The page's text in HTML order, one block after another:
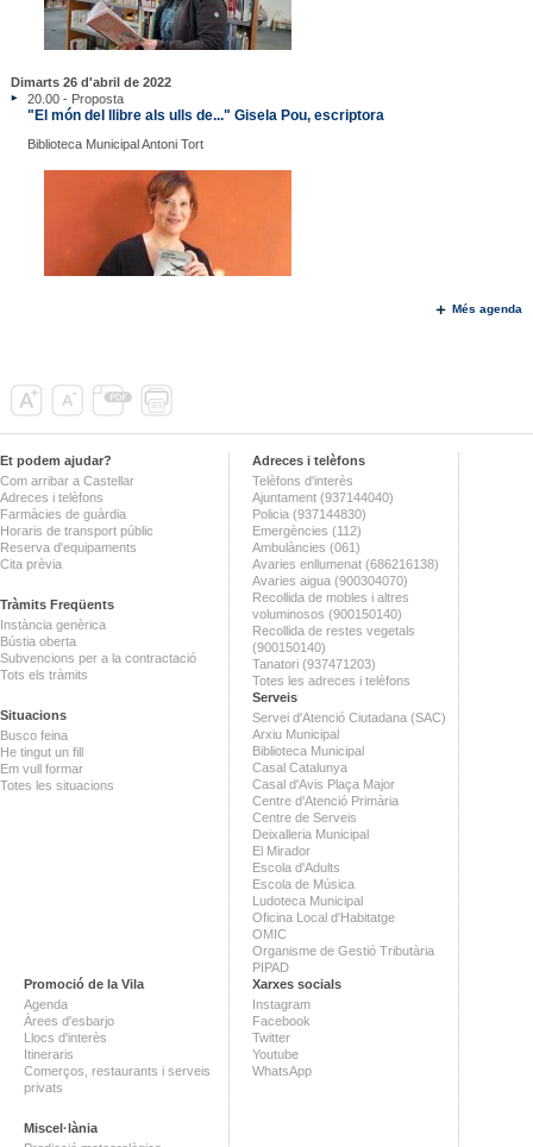
Dimarts 26 d'abril de 2022
20.00 - Proposta
"El món del llibre als ulls de..." Gisela Pou, escriptora
Biblioteca Municipal Antoni Tort
Més agenda
Et podem ajudar?
Com arribar a Castellar
Adreces i telèfons
Farmàcies de guàrdia
Horaris de transport públic
Reserva d'equipaments
Cita prèvia
Tràmits Freqüents
Instància genèrica
Bústia oberta
Subvencions per a la contractació
Tots els tràmits
Situacions
Busco feina
He tingut un fill
Em vull formar
Totes les situacions
Adreces i telèfons
Telèfons d'interès
Ajuntament (937144040)
Policia (937144830)
Emergències (112)
Ambulàncies (061)
Avaries enllumenat (686216138)
Avaries aigua (900304070)
Recollida de mobles i altres
voluminosos (900150140)
Recollida de restes vegetals
(900150140)
Tanatori (937471203)
Totes les adreces i telèfons
Serveis
Servei d'Atenció Ciutadana (SAC)
Arxiu Municipal
Biblioteca Municipal
Casal Catalunya
Casal d'Avis Plaça Major
Centre d'Atenció Primària
Centre de Serveis
Deixalleria Municipal
El Mirador
Escola d'Adults
Escola de Música
Ludoteca Municipal
Oficina Local d'Habitatge
OMIC
Organisme de Gestió Tributària
PIPAD
Promoció de la Vila
Agenda
Àrees d'esbarjo
Llocs d'interès
Itineraris
Comerços, restaurants i serveis
privats
Miscel·lània
Xarxes socials
Instagram
Facebook
Twitter
Youtube
WhatsApp